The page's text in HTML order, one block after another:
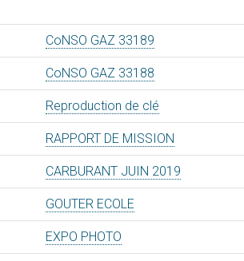
CoNSO GAZ 33189
CoNSO GAZ 33188
Reproduction de clé
RAPPORT DE MISSION
CARBURANT JUIN 2019
GOUTER ECOLE
EXPO PHOTO